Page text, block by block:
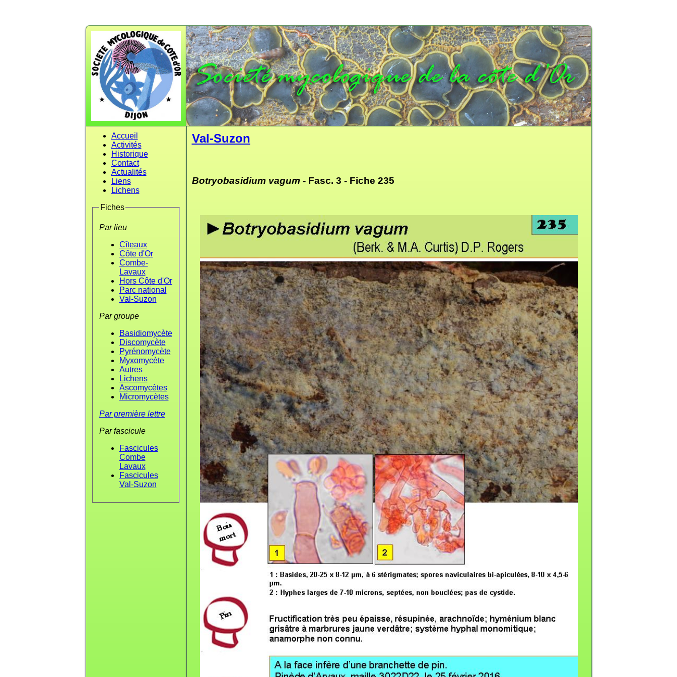
Accueil
Activités
Historique
Contact
Actualités
Liens
Lichens
Fiches
Par lieu
Cîteaux
Côte d'Or
Combe-
Lavaux
Hors Côte d'Or
Parc national
Val-Suzon
Par groupe
Basidiomycète
Discomycète
Pyrénomycète
Myxomycète
Autres
Lichens
Ascomycètes
Micromycètes
Par première lettre
Par fascicule
Fascicules
Combe
Lavaux
Fascicules
Val-Suzon
Val-Suzon
Botryobasidium vagum - Fasc. 3 - Fiche 235